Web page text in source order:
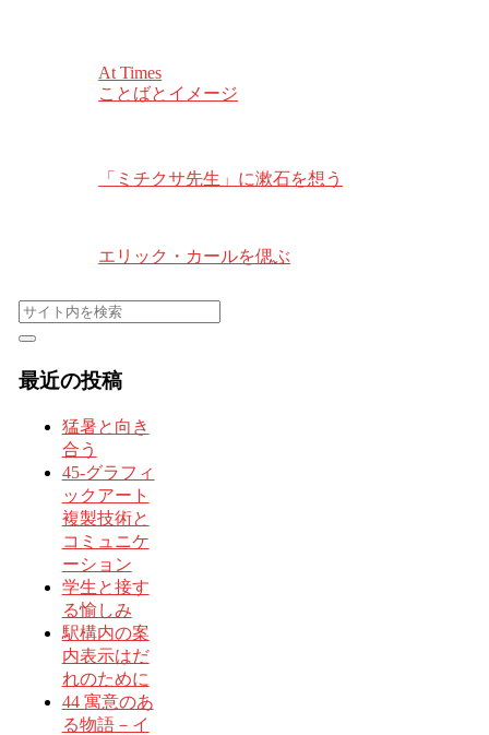
At Times
ことばとイメージ
「ミチクサ先生」に漱石を想う
エリック・カールを偲ぶ
最近の投稿
猛暑と向き
合う
45-グラフィ
ックアート
複製技術と
コミュニケ
ーション
学生と接す
る愉しみ
駅構内の案
内表示はだ
れのために
44 寓意のあ
る物語－イ